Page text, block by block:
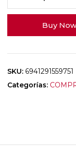
Buy Now
SKU: 6941291559751
Categorías: